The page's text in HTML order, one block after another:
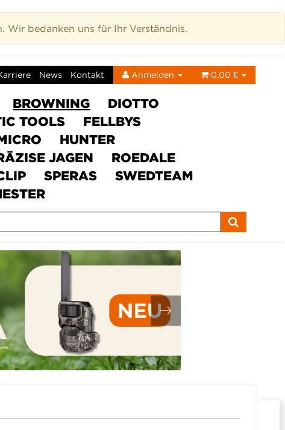
Wir bedanken uns für Ihr Verständnis.
News Kontakt Anmelden 0,00 €
BROWNING
DIOTTO
TOOLS
FELLBYS
HUNTER
JAGEN
ROEDALE
SPERAS
SWEDTEAM